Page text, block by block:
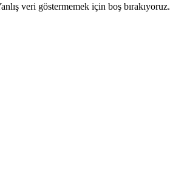
veri göstermemek için boş bırakıyoruz.